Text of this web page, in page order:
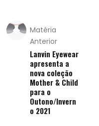
Matéria
Anterior
Lanvin Eyewear
apresenta a
nova coleção
Mother & Child
para o
Outono/Invern
o 2021